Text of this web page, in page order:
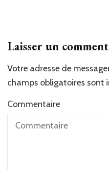
Laisser un
Votre adresse de
champs obligatoires sont
Commentaire